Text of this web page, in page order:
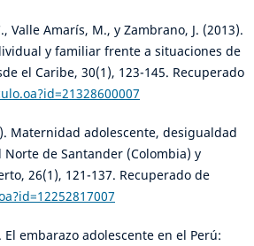
Valle Amarís, M., y Zambrano, J. (2013).
y familiar frente a situaciones de
el Caribe, 30(1), 123-145. Recuperado
Maternidad adolescente, desigualdad
de Santander (Colombia) y
26(1), 121-137. Recuperado de
embarazo adolescente en el Perú: